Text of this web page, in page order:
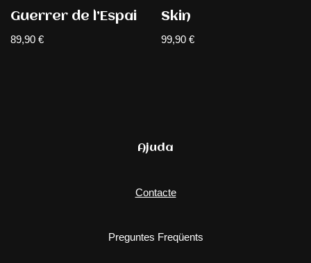
Guerrer de l’Espai
89,90 €
Skin
99,90€
Ajuda
Contacte
Preguntes Freqüents